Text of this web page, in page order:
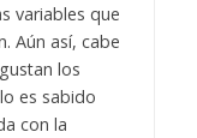
variables que
Aún así, cabe
los
es sabido
con la